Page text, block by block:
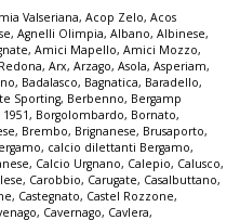
Valseriana, Acop Zelo, Acos
, Agnelli Olimpia, Albano, Albinese,
, Amici Mapello, Amici Mozzo,
, Arx, Arzago, Asola, Asperiam,
, Badalasco, Bagnatica, Baradello,
Sporting, Berbenno, Bergamp
, Borgolombardo, Bornato,
, Brembo, Brignanese, Brusaporto,
, calcio dilettanti Bergamo,
, Calcio Urgnano, Calepio, Calusco,
, Carobbio, Carugate, Casalbuttano,
, Castegnato, Castel Rozzone,
, Cavernago, Cavlera,